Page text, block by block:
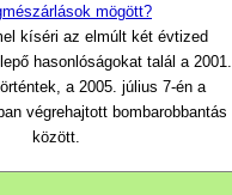
mögött?
kíséri az elmúlt két évtized
hasonlóságokat talál a 2001.
a 2005. július 7-én a
végrehajtott bombarobbantás
között.